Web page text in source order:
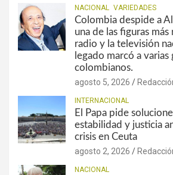
NACIONAL VARIEDADES
Colombia despide a
una de las figuras
radio y la televisión
legado marcó a
colombianos.
agosto 5, 2026
INTERNACIONAL
El Papa pide
estabilidad y justicia
crisis en Ceuta
agosto 2, 2026
NACIONAL